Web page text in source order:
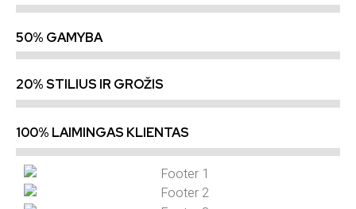
50% GAMYBA
20% STILIUS IR GROŽIS
100% LAIMINGAS KLIENTAS